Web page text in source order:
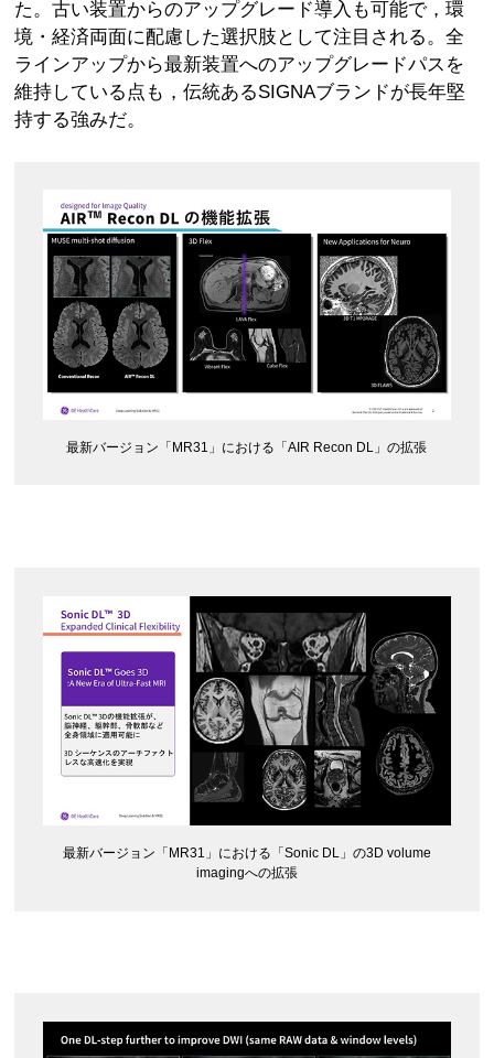
た。古い装置からのアップグレード導入も可能で，環
境・経済両面に配慮した選択肢として注目される。全
ラインアップから最新装置へのアップグレードパスを
維持している点も，伝統あるSIGNAブランドが長年堅
持する強みだ。
最新バージョン「MR31」における「AIR Recon DL」の拡張
最新バージョン「MR31」における「Sonic DL」の3D volume
imagingへの拡張